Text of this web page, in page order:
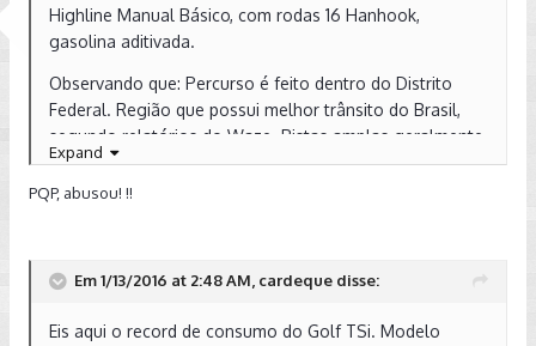
Highline Manual Básico, com rodas 16 Hanhook,
gasolina aditivada.
Observando que: Percurso é feito dentro do Distrito
Federal. Região que possui melhor trânsito do Brasil,
segundo relatórios do Waze. Pistas amplas geralmente
com 3 ou 4 faixas, trânsito fluído, pouquíssimos
semáforos, velocidade da maioria das pistas 80km/h,
Trafegar pelo DF é quase que análogo está dirigindo
em trânsito de estrada.
Expand
PQP, abusou! !!
Em 1/13/2016 at 2:48 AM, cardeque disse:
Eis aqui o record de consumo do Golf TSi. Modelo